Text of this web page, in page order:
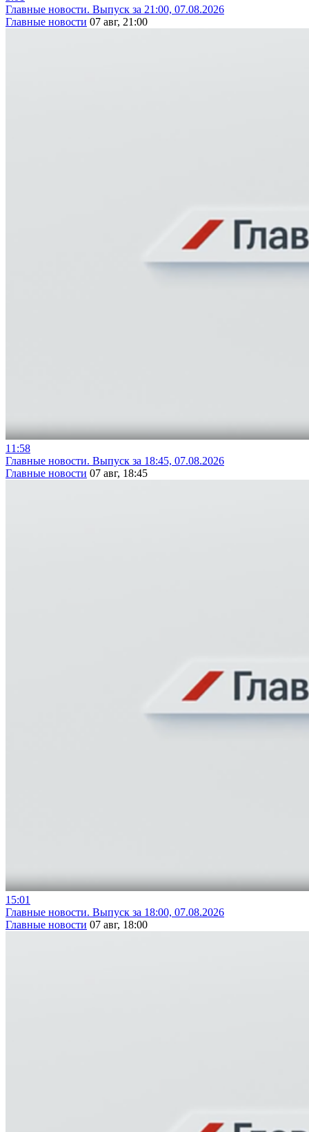
Главные новости. Выпуск за 21:00, 07.08.2026
Главные новости 07 авг, 21:00
11:58
Главные новости. Выпуск за 18:45, 07.08.2026
Главные новости 07 авг, 18:45
15:01
Главные новости. Выпуск за 18:00, 07.08.2026
Главные новости 07 авг, 18:00